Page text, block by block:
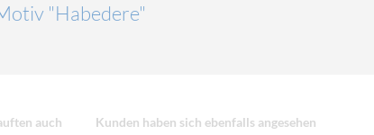
"Habedere"
auch Kunden haben sich ebenfalls angesehen